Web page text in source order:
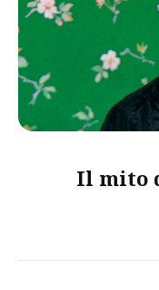
Il mito